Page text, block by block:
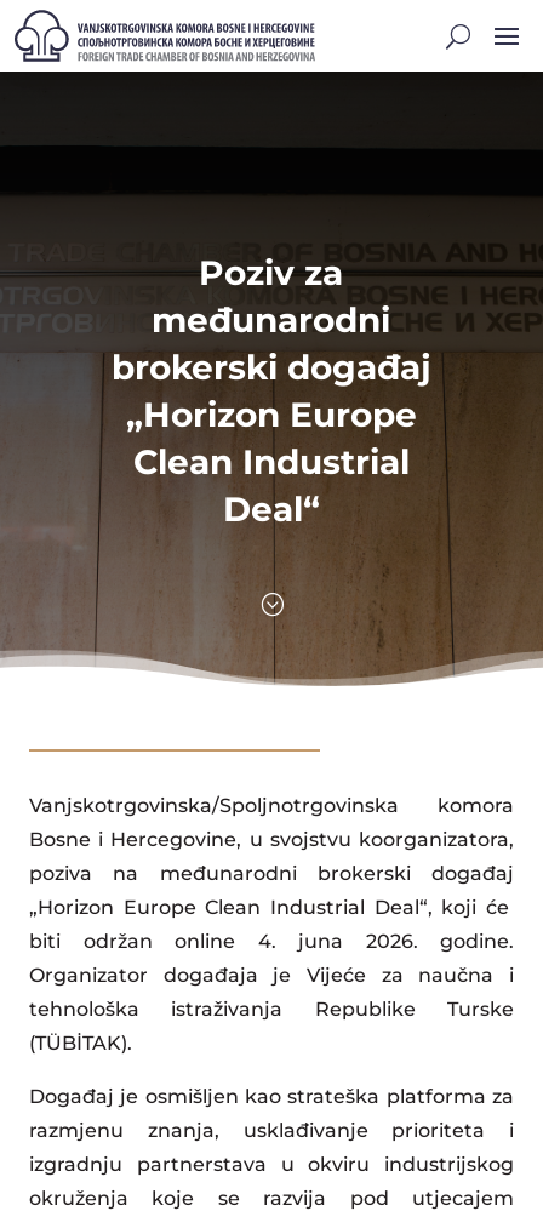
Poziv za
međunarodni
brokerski događaj
„Horizon Europe
Clean Industrial
Deal“
;
Vanjskotrgovinska/Spoljnotrgovinska komora
Bosne i Hercegovine, u svojstvu koorganizatora,
poziva na međunarodni brokerski događaj
„Horizon Europe Clean Industrial Deal“, koji će
biti održan online 4. juna 2026. godine.
Organizator događaja je Vijeće za naučna i
tehnološka istraživanja Republike Turske
(TÜBİTAK).
Događaj je osmišljen kao strateška platforma za
razmjenu znanja, usklađivanje prioriteta i
izgradnju partnerstava u okviru industrijskog
okruženja koje se razvija pod utjecajem